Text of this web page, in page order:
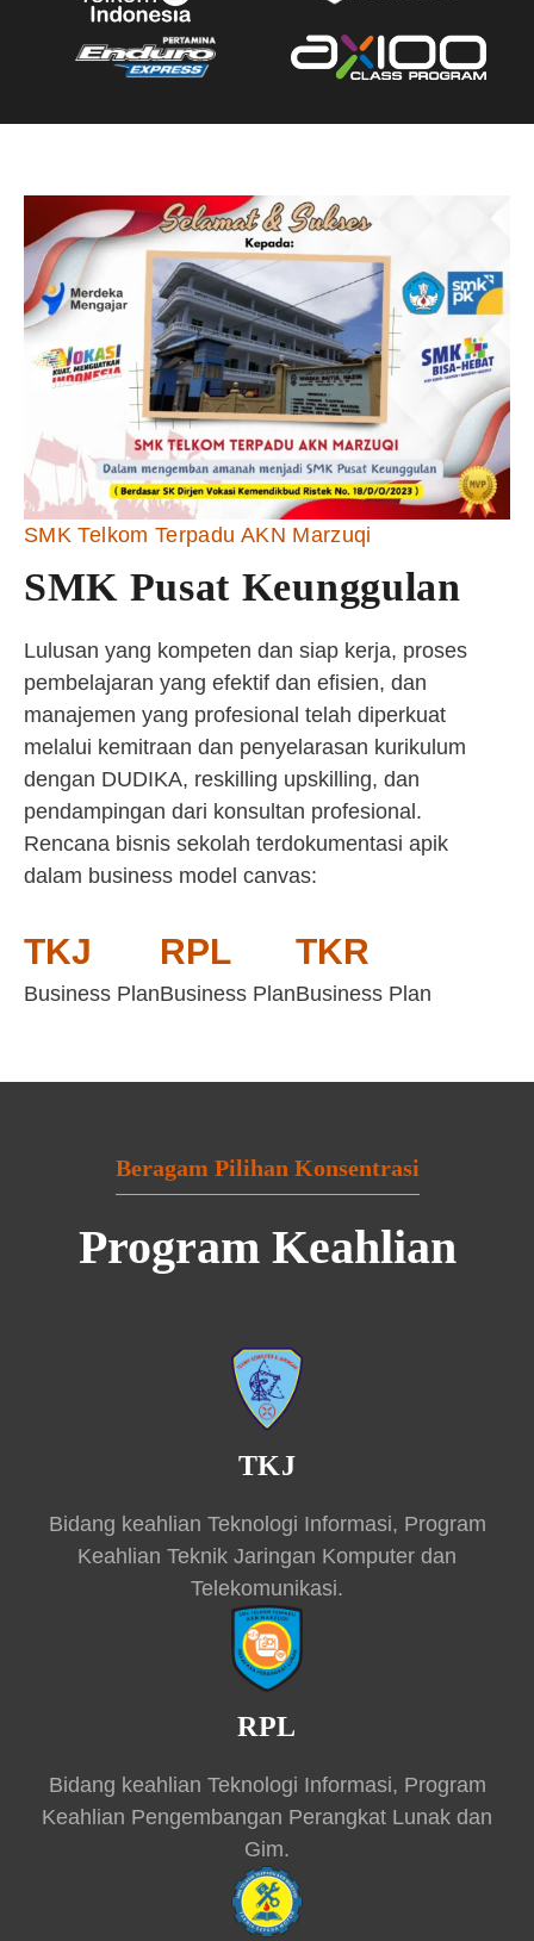
SMK Telkom Terpadu AKN Marzuqi
SMK Pusat Keunggulan
Lulusan yang kompeten dan siap kerja, proses
pembelajaran yang efektif dan efisien, dan
manajemen yang profesional telah diperkuat
melalui kemitraan dan penyelarasan kurikulum
dengan DUDIKA, reskilling upskilling, dan
pendampingan dari konsultan profesional.
Rencana bisnis sekolah terdokumentasi apik
dalam business model canvas:
TKJ
Business Plan
RPL
Business Plan
TKR
Business Plan
Beragam Pilihan Konsentrasi
Program Keahlian
TKJ
Bidang keahlian Teknologi Informasi, Program
Keahlian Teknik Jaringan Komputer dan
Telekomunikasi.
RPL
Bidang keahlian Teknologi Informasi, Program
Keahlian Pengembangan Perangkat Lunak dan
Gim.